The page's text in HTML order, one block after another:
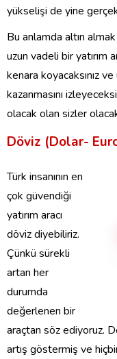
yükselişi de yine
Bu anlamda altın
uzun vadeli bir yatırım
kenara koyacaksınız
kazanmasını
olacak olan sizler
Döviz (Dolar-
Türk insanının en
çok güvendiği
yatırım aracı
döviz diyebiliriz.
Çünkü sürekli
artan her
durumda
değerlenen bir
araçtan söz ediyoruz.
artış göstermiş ve hiçbir